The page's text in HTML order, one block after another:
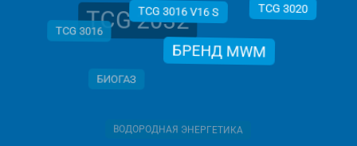
TCG 2032
TCG 3016
TCG 3016 V16 S TCG 3020
БИОГАЗ
БРЕНД MWM
ВОДОРОДНАЯ ЭНЕРГЕТИКА